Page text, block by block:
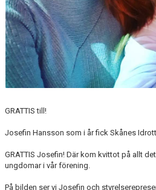
GRATTIS till!
Josefin Hansson som i år fick Skånes
GRATTIS Josefin! Där kom kvittot på allt
ungdomar i vår förening.
På bilden ser vi Josefin och